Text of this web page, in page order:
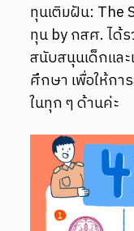
ทุนเติมฝัน: The
ทุน by กสศ. ได้
สนับสนุนเด็กแล
ศึกษา เพื่อให้ก
ในทุก ๆ ด้านค่ะ